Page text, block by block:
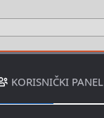
KORISNIČKI PANEL